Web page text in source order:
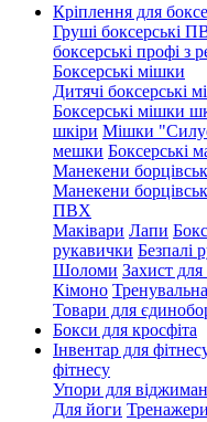
Кріплення для
Груші боксерські
боксерські профі з
Боксерські мішки
Дитячі боксерські
Боксерські мішки
шкіри Мішки
мешки Боксерські
Манекени
Манекени
ПВХ
Маківари Лапи
рукавички Безпалі
Шоломи Захист
Кімоно
Товари для
Бокси для кросфіта
Інвентар для
фітнесу
Упори для
Для йоги